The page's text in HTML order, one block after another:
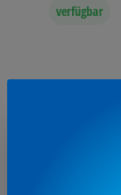
verfügbar